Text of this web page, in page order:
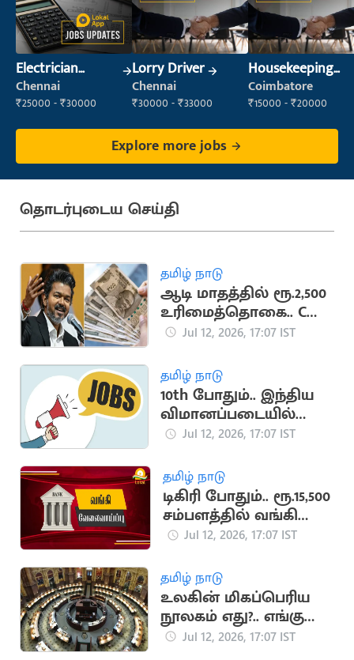
Electrician
(Construction)
Chennai
₹25000 - ₹30000
Lorry Driver
Chennai
₹30000 - ₹33000
Housekeeping
Staff
(Housekeeping)
Coimbatore
₹15000 - ₹20000
Explore more jobs
தொடர்புடைய செய்தி
தமிழ் நாடு
ஆடி மாதத்தில் ரூ.2,500
உரிமைத்தொகை.. CM
விஜய் எடுக்கும் முடிவு
Jul 12, 2026, 17:07 IST
தமிழ் நாடு
10th போதும்.. இந்திய
விமானப்படையில்
வேலை
Jul 12, 2026, 17:07 IST
தமிழ் நாடு
டிகிரி போதும்.. ரூ.15,500
சம்பளத்தில் வங்கி
வேலை
Jul 12, 2026, 17:07 IST
தமிழ் நாடு
உலகின் மிகப்பெரிய
நூலகம் எது?.. எங்கு
உள்ளது?
Jul 12, 2026, 17:07 IST